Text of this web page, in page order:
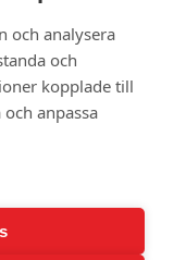
reserved
och analysera
och
kopplade till
anpassa